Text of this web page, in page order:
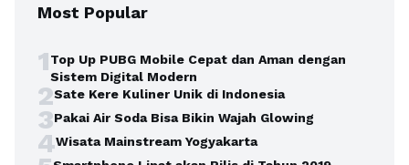
Most Popular
1Top Up PUBG Mobile Cepat dan Aman dengan
Sistem Digital Modern
2Sate Kere Kuliner Unik di Indonesia
3Pakai Air Soda Bisa Bikin Wajah Glowing
4Wisata Mainstream Yogyakarta